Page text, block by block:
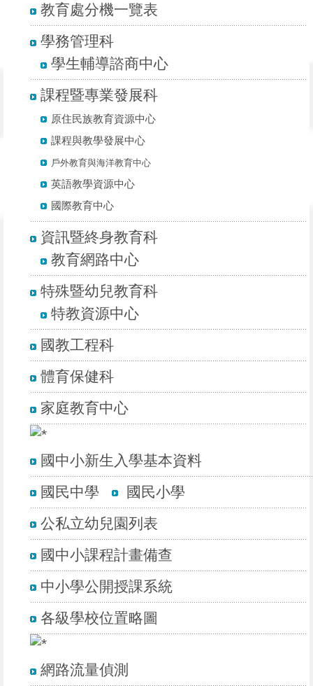
教育處分機一覽表
學務管理科
學生輔導諮商中心
課程暨專業發展科
原住民族教育資源中心
課程與教學發展中心
戶外教育與海洋教育中心
英語教學資源中心
國際教育中心
資訊暨終身教育科
教育網路中心
特殊暨幼兒教育科
特教資源中心
國教工程科
體育保健科
家庭教育中心
國中小新生入學基本資料
國民中學
國民小學
公私立幼兒園列表
國中小課程計畫備查
中小學公開授課系統
各級學校位置略圖
網路流量偵測